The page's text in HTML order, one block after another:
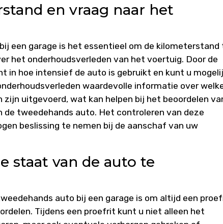
en vraag naar het
een garage is het essentieel om de kilometerstand
het onderhoudsverleden van het voertuig. Door de
in hoe intensief de auto is gebruikt en kunt u
waardevolle informatie over
uitgevoerd, wat kan helpen bij het beoordelen
tweedehands auto. Het controleren van deze
beslissing te nemen bij de aanschaf van uw
staat van de auto te
auto bij een garage is om altijd een
Tijdens een proefrit kunt u niet alleen het